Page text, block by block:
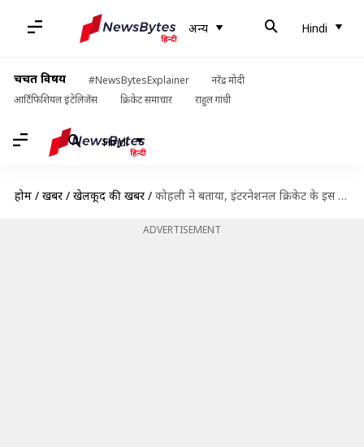
अन्य Hindi
चर्चित विषय #NewsBytesExplainer
नरेंद्र मोदी
आर्टिफिशियल इंटेलिजेंस
क्रिकेट समाचार राहुल गांधी
Hindi
होम / खबरें / खेलकूद की खबरें / कोहली ने बताया, इंटरनेशनल क्रिकेट के इस लम्हें को कभी नहीं भूल सकते
ADVERTISEMENT